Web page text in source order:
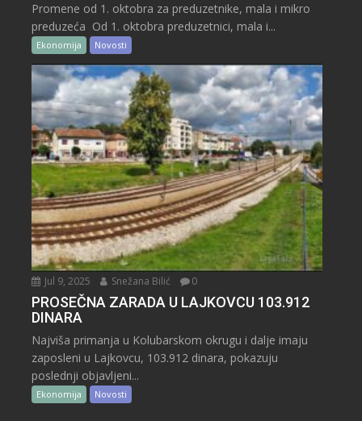
Promene od 1. oktobra za preduzetnike, mala i mikro
preduzeća Od 1. oktobra preduzetnici, mala i...
Ekonomija Novosti
Jul 9, 2025 Snežana Bilić 0
PROSEČNA ZARADA U LAJKOVCU 103.912
DINARA
Najviša primanja u Kolubarskom okrugu i dalje imaju
zaposleni u Lajkovcu, 103.912 dinara, pokazuju
poslednji objavljeni...
Ekonomija Novosti